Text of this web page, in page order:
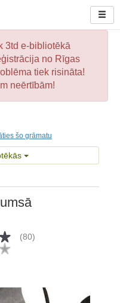
3td e-bibliotēkā
no Rīgas
tiek risināta!
neērtībām!
šo grāmatu
(80)